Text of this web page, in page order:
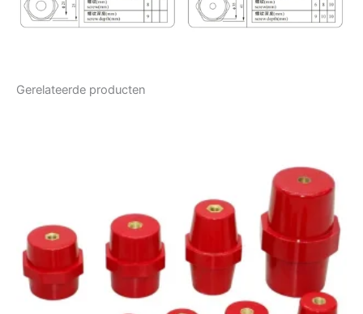
Gerelateerde producten